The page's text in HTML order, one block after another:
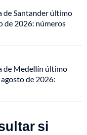
de Santander último
de 2026: números
de Medellín último
de 2026:
si